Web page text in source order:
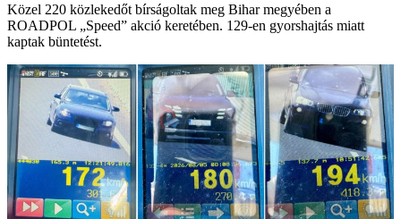
Közel 220 közlekedőt bírságoltak meg Bihar megyében a
ROADPOL „Speed” akció keretében. 129-en gyorshajtás miatt
kaptak büntetést.